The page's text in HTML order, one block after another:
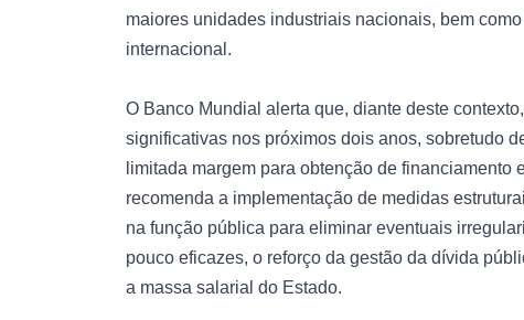
maiores unidades industriais nacionais, bem
internacional.
O Banco Mundial alerta que, diante deste
significativas nos próximos dois anos, sobretudo
limitada margem para obtenção de
recomenda a implementação de medidas
na função pública para eliminar eventuais
pouco eficazes, o reforço da gestão da dívida
a massa salarial do Estado.